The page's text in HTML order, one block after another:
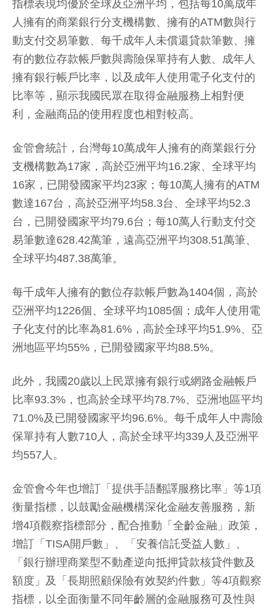
指標表現均優於全球及亞洲平均，包括每10萬成年
人擁有的商業銀行分支機構數、擁有的ATM數與行
動支付交易筆數、每千成年人未償還貸款筆數、擁
有的數位存款帳戶數與壽險保單持有人數、成年人
擁有銀行帳戶比率，以及成年人使用電子化支付的
比率等，顯示我國民眾在取得金融服務上相對便
利，金融商品的使用程度也相對較高。
金管會統計，台灣每10萬成年人擁有的商業銀行分
支機構數為17家，高於亞洲平均16.2家、全球平均
16家，已開發國家平均23家；每10萬人擁有的ATM
數達167台，高於亞洲平均58.3台、全球平均52.3
台，已開發國家平均79.6台；每10萬人行動支付交
易筆數達628.42萬筆，遠高亞洲平均308.51萬筆、
全球平均487.38萬筆。
每千成年人擁有的數位存款帳戶數為1404個，高於
亞洲平均1226個、全球平均1085個；成年人使用電
子化支付的比率為81.6%，高於全球平均51.9%、亞
洲地區平均55%，已開發國家平均88.5%。
此外，我國20歲以上民眾擁有銀行或網路金融帳戶
比率93.3%，也高於全球平均78.7%、亞洲地區平均
71.0%及已開發國家平均96.6%。每千成年人中壽險
保單持有人數710人，高於全球平均339人及亞洲平
均557人。
金管會今年也增訂「提供手語翻譯服務比率」等1項
衡量指標，以鼓勵金融機構深化金融友善服務，新
增4項觀察指標部分，配合推動「全齡金融」政策，
增訂「TISA開戶數」、「安養信託受益人數」、
「銀行辦理商業型不動產逆向抵押貸款核貸件數及
額度」及「長期照顧保險有效契約件數」等4項觀察
指標，以全面衡量不同年齡層的金融服務可及性與